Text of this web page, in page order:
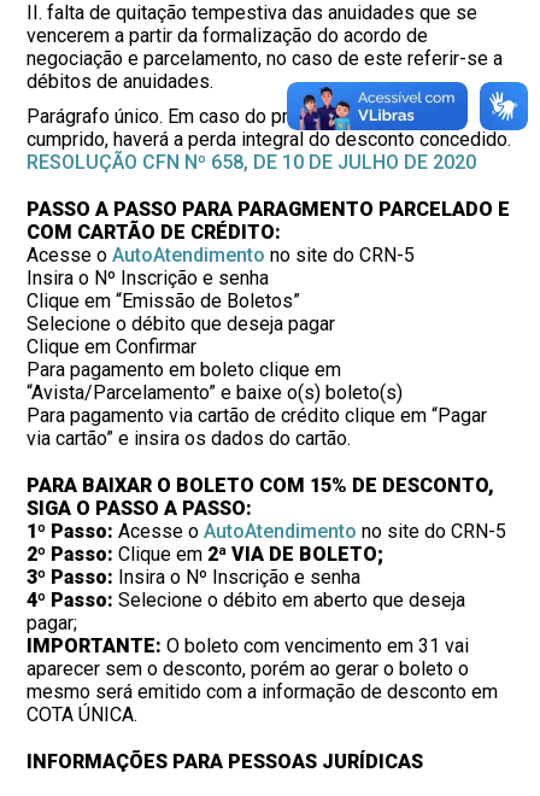
II. falta de quitação tempestiva das anuidades que se
vencerem a partir da formalização do acordo de
negociação e parcelamento, no caso de este referir-se a
débitos de anuidades.
Parágrafo único. Em caso do prazo do art. 3º não ser
cumprido, haverá a perda integral do desconto concedido.
RESOLUÇÃO CFN Nº 658, DE 10 DE JULHO DE 2020
PASSO A PASSO PARA PARAGMENTO PARCELADO E
COM CARTÃO DE CRÉDITO:
Acesse oAutoAtendimento no site do CRN-5
Insira o Nº Inscrição e senha
Clique em “Emissão de Boletos”
Selecione o débito que deseja pagar
Clique em Confirmar
Para pagamento em boleto clique em
“Avista/Parcelamento” e baixe o(s) boleto(s)
Para pagamento via cartão de crédito clique em “Pagar
via cartão” e insira os dados do cartão.
PARA BAIXAR O BOLETO COM 15% DE DESCONTO,
SIGA O PASSO A PASSO:
1º Passo: Acesse oAutoAtendimento no site do CRN-5
2º Passo:Clique em 2ª VIA DE BOLETO;
3º Passo: Insira o Nº Inscrição e senha
4º Passo:Selecione o débito em aberto que deseja
pagar;
IMPORTANTE: O boleto com vencimento em 31 vai
aparecer sem o desconto, porém ao gerar o boleto o
mesmo será emitido com a informação de desconto em
COTA ÚNICA.
INFORMAÇÕES PARA PESSOAS JURÍDICAS